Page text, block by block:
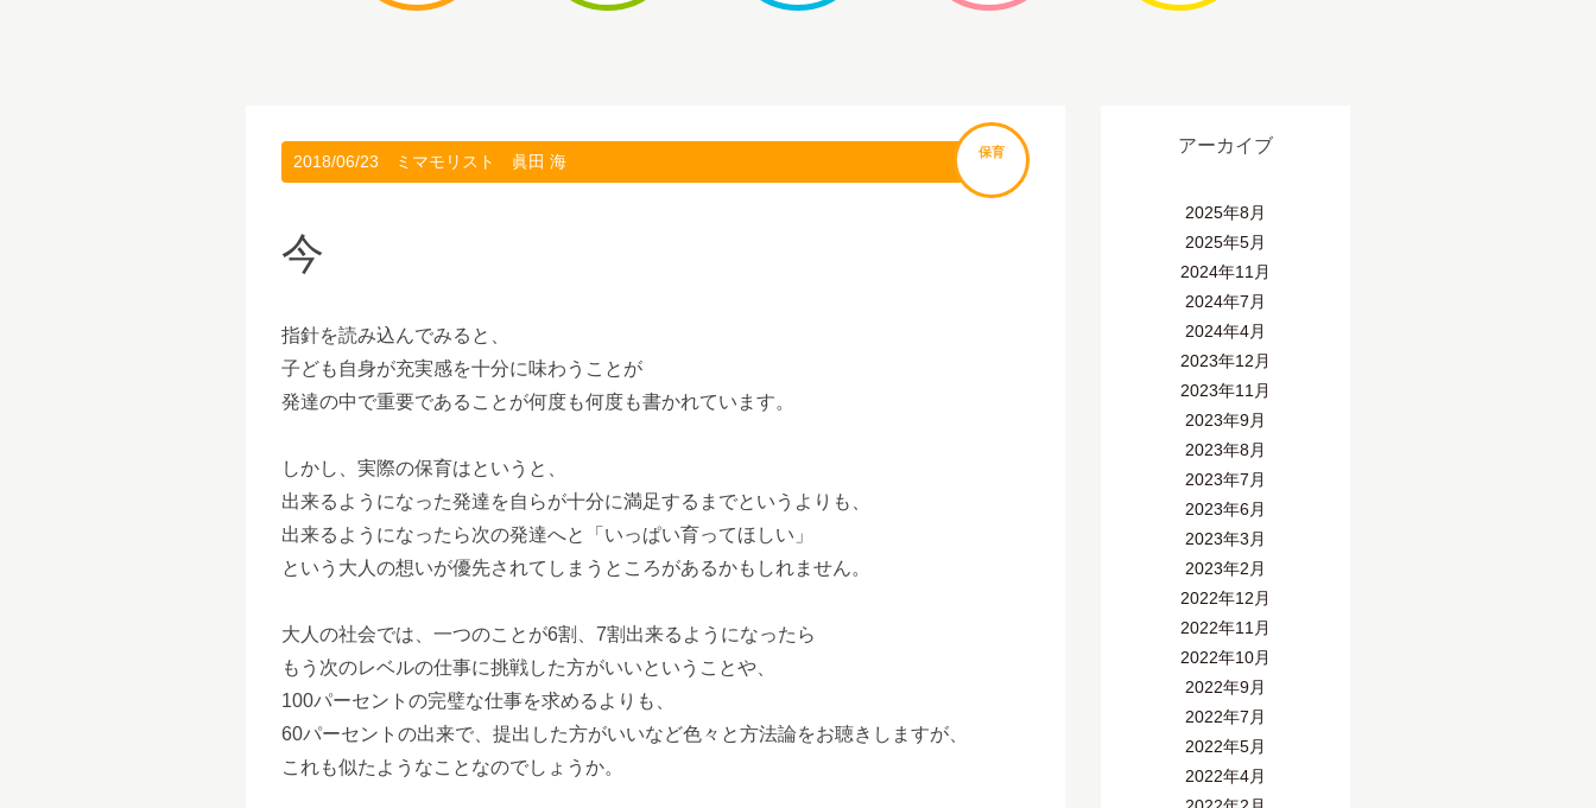
2018/06/23 ミマモリスト 眞田 海 保育
今
指針を読み込んでみると、
子ども自身が充実感を十分に味わうことが
発達の中で重要であることが何度も何度も書かれています。
しかし、実際の保育はというと、
出来るようになった発達を自らが十分に満足するまでというよりも、
出来るようになったら次の発達へと「いっぱい育ってほしい」
という大人の想いが優先されてしまうところがあるかもしれません。
大人の社会では、一つのことが6割、7割出来るようになったら
もう次のレベルの仕事に挑戦した方がいいということや、
100パーセントの完璧な仕事を求めるよりも、
60パーセントの出来で、提出した方がいいなど色々と方法論をお聴きしますが、
これも似たようなことなのでしょうか。
アーカイブ
2025年8月
2025年5月
2024年11月
2024年7月
2024年4月
2023年12月
2023年11月
2023年9月
2023年8月
2023年7月
2023年6月
2023年3月
2023年2月
2022年12月
2022年11月
2022年10月
2022年9月
2022年7月
2022年5月
2022年4月